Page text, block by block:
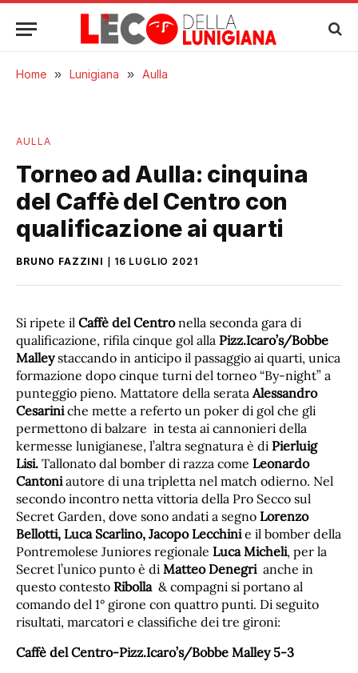
Home » Lunigiana » Aulla
AULLA
Torneo ad Aulla: cinquina
del Caffè del Centro con
qualificazione ai quarti
BRUNO FAZZINI 16 LUGLIO 2021
Si ripete il Caffè del Centronella seconda gara di
qualificazione, rifila cinque gol alla Pizz.Icaro’s/Bobbe
Malleystaccando in anticipo il passaggio ai quarti, unica
formazione dopo cinque turni del torneo “By-night” a
punteggio pieno. Mattatore della serataAlessandro
Cesariniche mette a referto un poker di gol che gli
permettono di balzare in testa ai cannonieri della
kermesse lunigianese, l’altra segnatura è di Pierluig
Lisi. Tallonato dal bomber di razza come Leonardo
Cantoniautore di una tripletta nel match odierno. Nel
secondo incontro netta vittoria della Pro Secco sul
Secret Garden, dove sono andati a segno Lorenzo
Bellotti, Luca Scarlino, Jacopo Lecchinie il bomber della
Pontremolese Juniores regionale Luca Micheli, per la
Secret l’unico punto è di Matteo Denegri anche in
questo contesto Ribolla& compagni si portano al
comando del 1° girone con quattro punti. Di seguito
risultati, marcatori e classifiche dei tre gironi:
Caffè del Centro-Pizz.Icaro’s/Bobbe Malley 5-3